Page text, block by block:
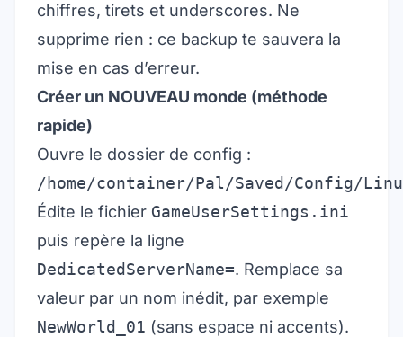
chiffres, tirets et underscores. Ne
supprime rien : ce backup te sauvera la
mise en cas d’erreur.
Créer un NOUVEAU monde (méthode
rapide)
Ouvre le dossier de config :
/home/container/Pal/Saved/Config/
Édite le fichier GameUserSettings.ini
puis repère la ligne
DedicatedServerName=. Remplace sa
valeur par un nom inédit, par exemple
NewWorld_01 (sans espace ni accents).